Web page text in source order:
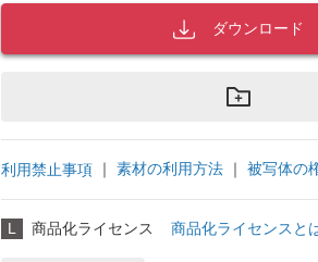
ダウンロード
利用禁止事項 ｜ 素材の利用方法 ｜ 被写体の
L 商品化ライセンス 商品化ライセンスと